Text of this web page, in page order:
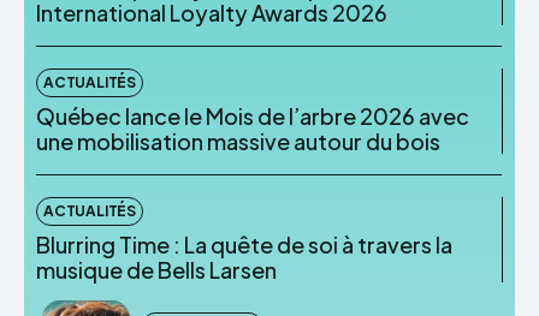
International Loyalty Awards 2026
ACTUALITÉS
Québec lance le Mois de l’arbre 2026 avec
une mobilisation massive autour du bois
ACTUALITÉS
Blurring Time : La quête de soi à travers la
musique de Bells Larsen